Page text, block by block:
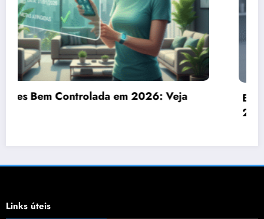
Erros Comuns no Controle da Diabetes em
Links úteis